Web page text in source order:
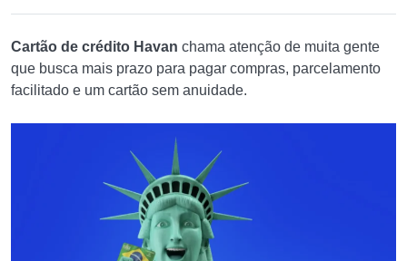
Cartão de crédito Havan chama atenção de muita gente
que busca mais prazo para pagar compras, parcelamento
facilitado e um cartão sem anuidade.